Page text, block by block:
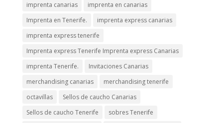
imprenta canarias
imprenta en canarias
Imprenta en Tenerife.
imprenta express canarias
imprenta express tenerife
Imprenta express Tenerife Imprenta express Canarias
imprenta Tenerife.
Invitaciones Canarias
merchandising canarias
merchandising tenerife
octavillas
Sellos de caucho Canarias
Sellos de caucho Tenerife
sobres Tenerife